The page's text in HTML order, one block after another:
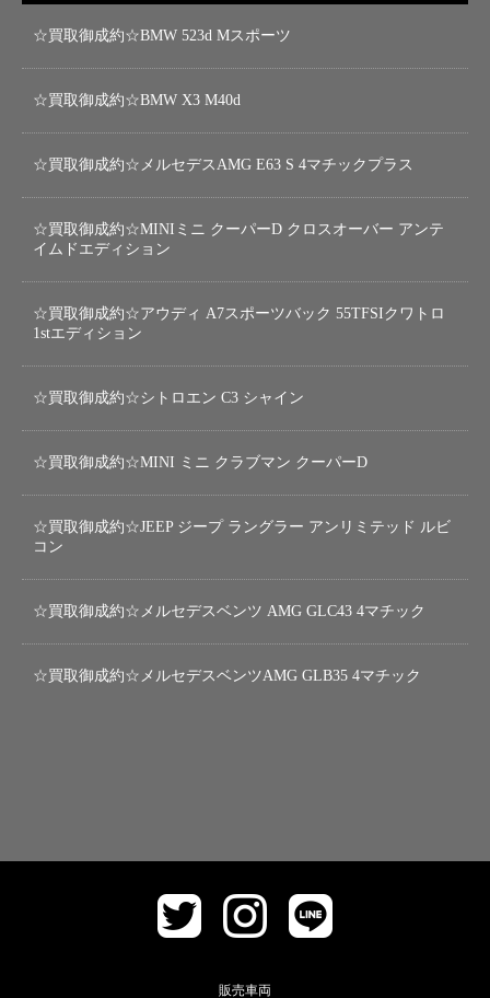
☆買取御成約☆BMW 523d Mスポーツ
☆買取御成約☆BMW X3 M40d
☆買取御成約☆メルセデスAMG E63 S 4マチックプラス
☆買取御成約☆MINIミニ クーパーD クロスオーバー アンテ
イムドエディション
☆買取御成約☆アウディ A7スポーツバック 55TFSIクワトロ
1stエディション
☆買取御成約☆シトロエン C3 シャイン
☆買取御成約☆MINI ミニ クラブマン クーパーD
☆買取御成約☆JEEP ジープ ラングラー アンリミテッド ルビ
コン
☆買取御成約☆メルセデスベンツ AMG GLC43 4マチック
☆買取御成約☆メルセデスベンツAMG GLB35 4マチック
販売車両